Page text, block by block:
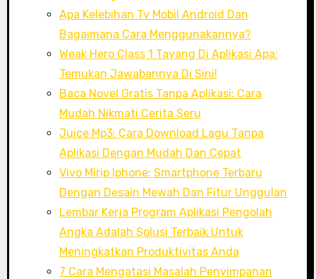
Apa Kelebihan Tv Mobil Android Dan
Bagaimana Cara Menggunakannya?
Weak Hero Class 1 Tayang Di Aplikasi Apa:
Temukan Jawabannya Di Sini!
Baca Novel Gratis Tanpa Aplikasi: Cara
Mudah Nikmati Cerita Seru
Juice Mp3: Cara Download Lagu Tanpa
Aplikasi Dengan Mudah Dan Cepat
Vivo Mirip Iphone: Smartphone Terbaru
Dengan Desain Mewah Dan Fitur Unggulan
Lembar Kerja Program Aplikasi Pengolah
Angka Adalah Solusi Terbaik Untuk
Meningkatkan Produktivitas Anda
7 Cara Mengatasi Masalah Penyimpanan